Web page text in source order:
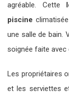
agréable. Cette
piscine
une salle de bain.
soignée faite avec
Les propriétaires
et les serviettes